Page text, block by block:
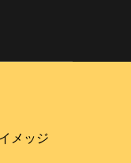
メッジ